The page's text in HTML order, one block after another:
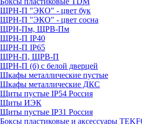
ЩРН-П "ЭКО" - цвет бук
ЩРН-П "ЭКО" - цвет сосна
ЩРН-Пм, ЩРВ-Пм
ЩРН-П IP40
ЩРН-П IP65
ЩРН-П, ЩРВ-П
ЩРН-П (б) с белой дверцей
Шкафы металлические пустые
Шкафы металлические ДКС
Щиты пустые IP54 Россия
Щиты ИЭК
Щиты пустые IP31 Россия
Боксы пластиковые и аксессуары